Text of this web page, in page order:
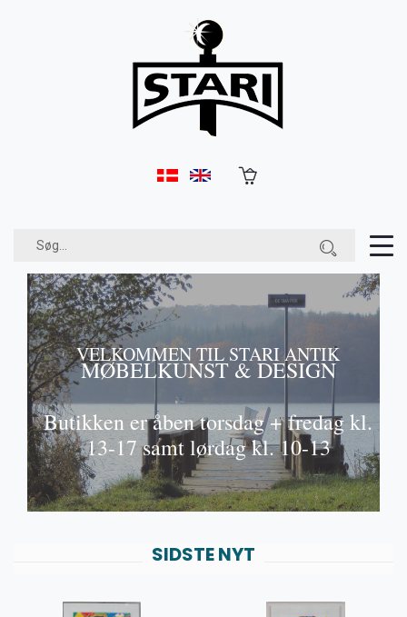
VELKOMMEN TIL STARI ANTIK
MØBELKUNST & DESIGN
Butikken er åben torsdag + fredag kl.
13-17 samt lørdag kl. 10-13
Vi besvarer mails og telefon samt sender varer alle
hverdage
SIDSTE NYT